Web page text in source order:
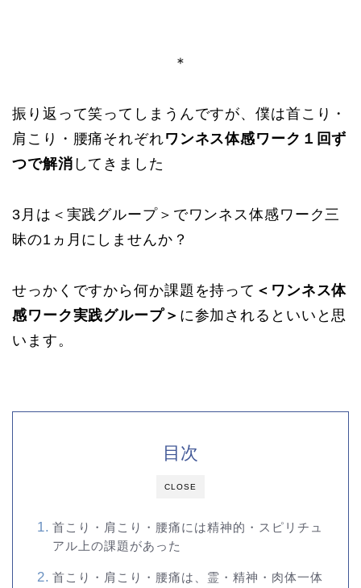
＊
振り返って笑ってしまうんですが、僕は首こり・
肩こり・腰痛それぞれワンネス体感ワーク１回ず
つで解消 してきました
3月は＜実践グループ＞でワンネス体感ワーク三
昧の1ヵ月にしませんか？
せっかくですから何か課題を持って ＜ワンネス体
感ワーク実践グループ＞ に参加されるといいと思
います。
CLOSE
目次
首こり・肩こり・腰痛には精神的・スピリチュ
アル上の課題があった
首こり・肩こり・腰痛は、霊・精神・肉体一体